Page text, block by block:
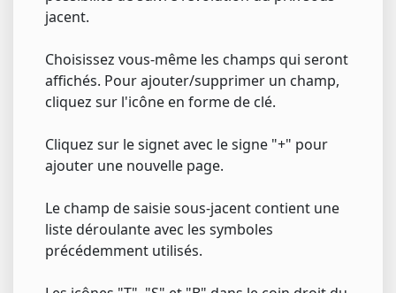
jacent.
Choisissez vous-même les champs qui seront
affichés. Pour ajouter/supprimer un champ,
cliquez sur l'icône en forme de clé.
Cliquez sur le signet avec le signe "+" pour
ajouter une nouvelle page.
Le champ de saisie sous-jacent contient une
liste déroulante avec les symboles
précédemment utilisés.